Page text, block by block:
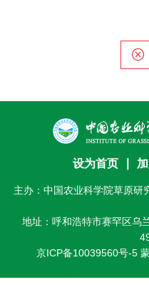
设为首页
主办：中国农业科学院草原研
地址：呼和浩特市赛罕区乌
京ICP备10039560号-5